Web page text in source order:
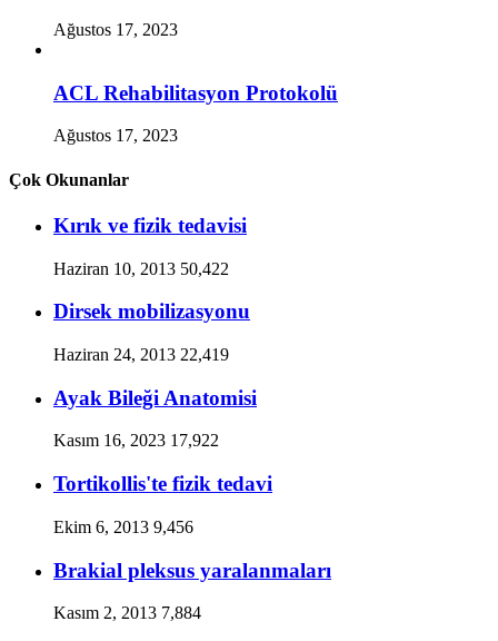
Ağustos 17, 2023
ACL Rehabilitasyon Protokolü
Ağustos 17, 2023
Çok Okunanlar
Kırık ve fizik tedavisi
Haziran 10, 2013 50,422
Dirsek mobilizasyonu
Haziran 24, 2013 22,419
Ayak Bileği Anatomisi
Kasım 16, 2023 17,922
Tortikollis'te fizik tedavi
Ekim 6, 2013 9,456
Brakial pleksus yaralanmaları
Kasım 2, 2013 7,884